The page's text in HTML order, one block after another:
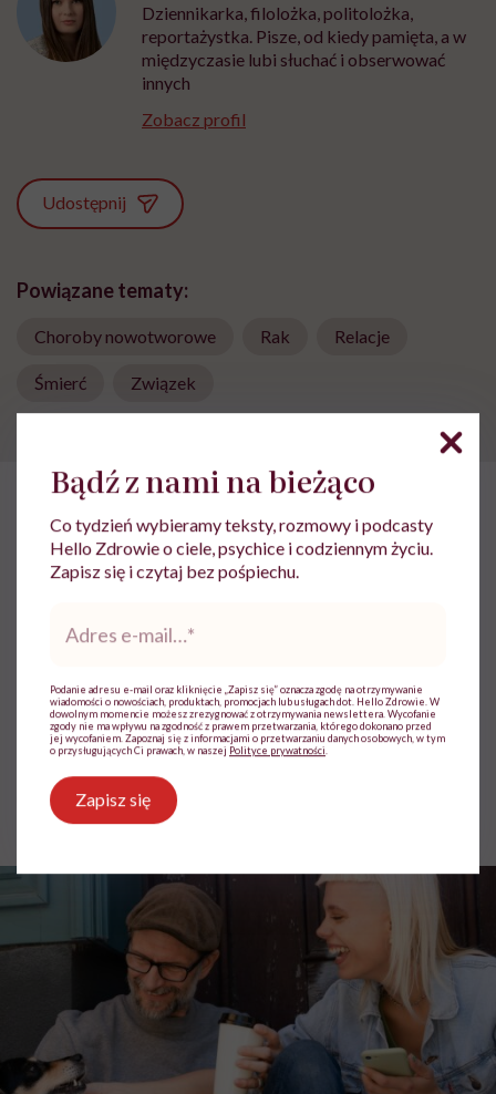
Dziennikarka, filolożka, politolożka,
reportażystka. Pisze, od kiedy pamięta, a w
międzyczasie lubi słuchać i obserwować
innych
Zobacz profil
Udostępnij
Powiązane tematy:
Choroby nowotworowe Rak Relacje
Śmierć Związek
HelloZdrowie: Życie › Społeczeństwo › 17-latka w relacji z 40-
17-latka w relacji z 40-latkiem.
para może być legalnie w
związku. I mówiąc brutalnie:
nic nikomu do tego”
Magdalena Tereszczuk-Brach
Opublikowano:
Aktualizacja:
Bądź z nami na bieżąco
Co tydzień wybieramy teksty, rozmowy i podcasty
Hello Zdrowie o ciele, psychice i codziennym życiu.
Zapisz się i czytaj bez pośpiechu.
mail*
Podanie adresu e-mail oraz kliknięcie „Zapisz się” oznacza zgodę na otrzymywanie
wiadomości o nowościach, produktach, promocjach lub usługach dot. Hello Zdrowie. W
dowolnym momencie możesz zrezygnować z otrzymywania newslettera. Wycofanie
zgody nie ma wpływu na zgodność z prawem przetwarzania, którego dokonano przed
jej wycofaniem. Zapoznaj się z informacjami o przetwarzaniu danych osobowych, w tym
o przysługujących Ci prawach, w naszej Polityce prywatności
Zapisz się